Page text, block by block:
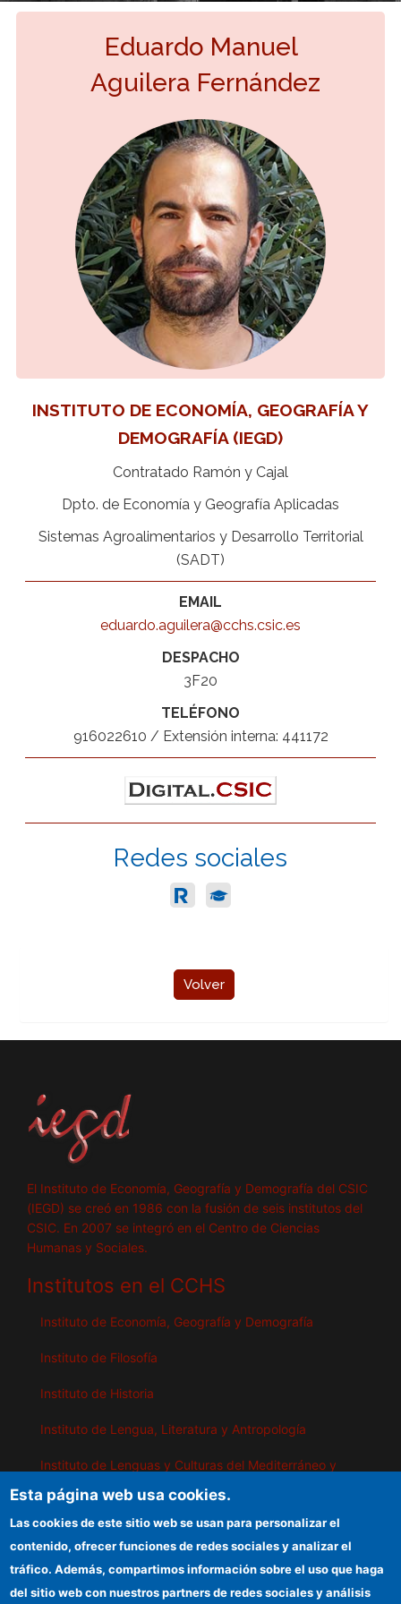
Eduardo Manuel
Aguilera Fernández
INSTITUTO DE ECONOMÍA, GEOGRAFÍA Y
DEMOGRAFÍA (IEGD)
Contratado Ramón y Cajal
Dpto. de Economía y Geografía Aplicadas
Sistemas Agroalimentarios y Desarrollo Territorial
(SADT)
EMAIL
eduardo.aguilera@cchs.csic.es
DESPACHO
3F20
TELÉFONO
916022610 / Extensión interna: 441172
Redes sociales
Volver
El Instituto de Economía, Geografía y Demografía del CSIC
(IEGD) se creó en 1986 con la fusión de seis institutos del
CSIC. En 2007 se integró en el Centro de Ciencias
Humanas y Sociales.
Institutos en el CCHS
Instituto de Economía, Geografía y Demografía
Instituto de Filosofía
Instituto de Historia
Instituto de Lengua, Literatura y Antropología
Instituto de Lenguas y Culturas del Mediterráneo y
Instituto de Políticas y Bienes Públicos
IEGD
Esta página web usa cookies.
Las cookies de este sitio web se usan para personalizar el
contenido, ofrecer funciones de redes sociales y analizar el
tráfico. Además, compartimos información sobre el uso que haga
del sitio web con nuestros partners de redes sociales y análisis